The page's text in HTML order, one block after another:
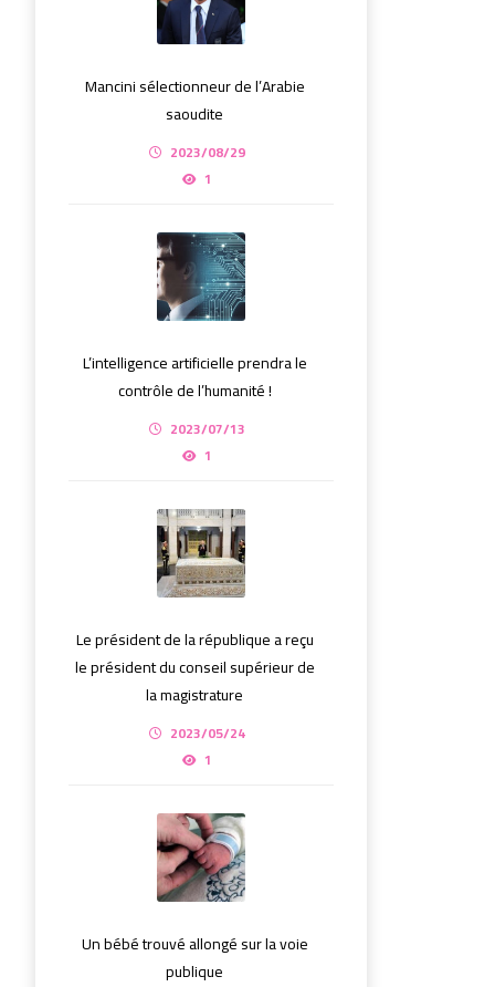
Mancini sélectionneur de l’Arabie
saoudite
2023/08/29
1
L’intelligence artificielle prendra le
contrôle de l’humanité !
2023/07/13
1
Le président de la république a reçu
le président du conseil supérieur de
la magistrature
2023/05/24
1
Un bébé trouvé allongé sur la voie
publique